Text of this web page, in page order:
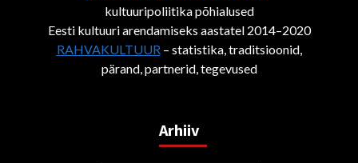
kultuuripoliitika põhialused
Eesti kultuuri arendamiseks aastatel 2014–2020
RAHVAKULTUUR – statistika, traditsioonid,
pärand, partnerid, tegevused
Arhiiv